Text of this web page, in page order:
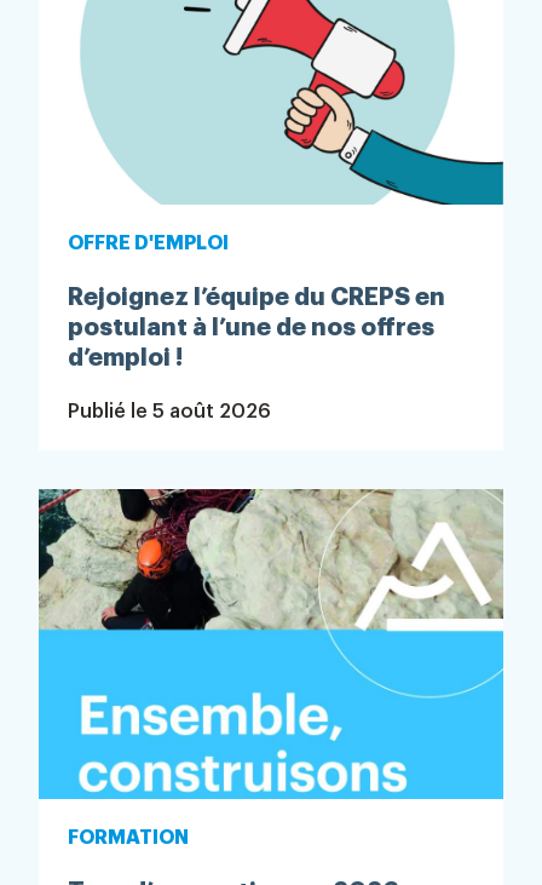
OFFRE D'EMPLOI
Rejoignez l’équipe du CREPS en
postulant à l’une de nos offres
d’emploi !
Publié le 5 août 2026
FORMATION